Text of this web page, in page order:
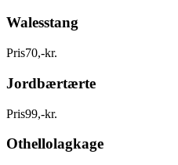
Walesstang
Pris70,-kr.
Jordbærtærte
Pris99,-kr.
Othellolagkage